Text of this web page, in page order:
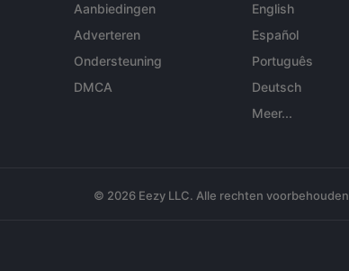
Aanbiedingen
Adverteren
Ondersteuning
DMCA
English
Español
Português
Deutsch
Meer...
© 2026 Eezy LLC. Alle rechten voorbehouden